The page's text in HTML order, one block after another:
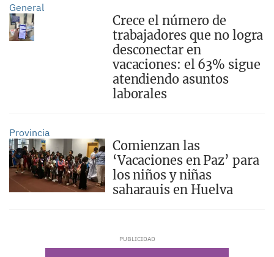
General
Crece el número de
trabajadores que no logra
desconectar en
vacaciones: el 63% sigue
atendiendo asuntos
laborales
Provincia
Comienzan las
‘Vacaciones en Paz’ para
los niños y niñas
saharauis en Huelva